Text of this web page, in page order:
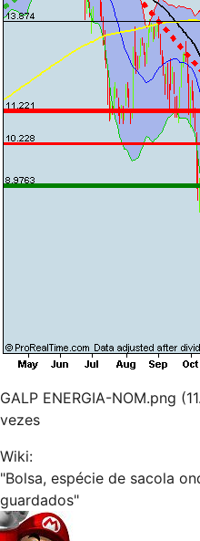
GALP ENERGIA-NOM.png
vezes
Wiki:
"Bolsa, espécie de sacola
guardados"